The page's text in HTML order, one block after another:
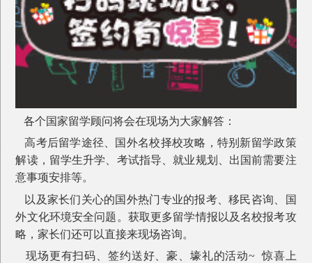
各个国家留学顾问将会在现场为大家解答：
高考后留学途径、国外名校择校攻略，特别新留学政策
解读，留学生升学、考试指导、就业规划、出国前需要注
意事项安排等。
以及家长们关心的国外热门专业的报考、移民咨询、国
外文化环境安全问题。获取更多留学情报以及名校报考攻
略，家长们还可以直接来现场咨询。
现场更有扫码、签约送好、豪、壕礼的活动~ 惊喜上